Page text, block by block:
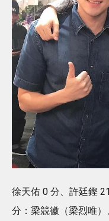
徐天佑 0 分、許廷鏗
分：梁競徽（梁烈唯